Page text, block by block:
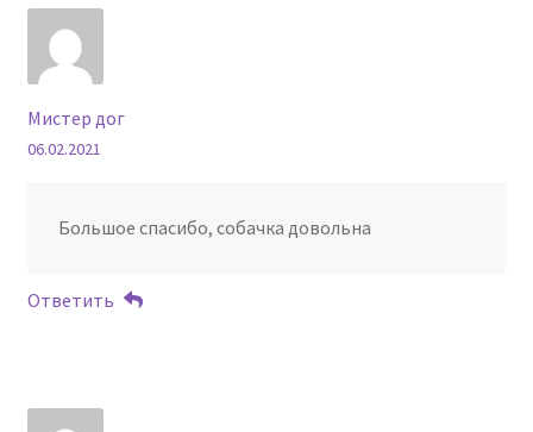
Мистер дог
06.02.2021
Большое спасибо, собачка довольна
Ответить